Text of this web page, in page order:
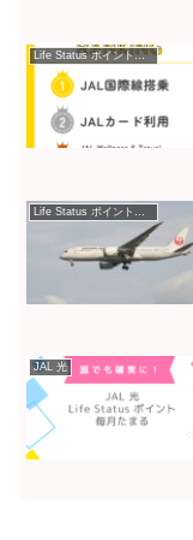
Life Status ポイントをためる方法
JAL 光